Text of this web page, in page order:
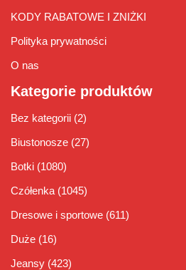
KODY RABATOWE I ZNIŻKI
Polityka prywatności
O nas
Kategorie produktów
Bez kategorii (2)
Biustonosze (27)
Botki (1080)
Czółenka (1045)
Dresowe i sportowe (611)
Duże (16)
Jeansy (423)